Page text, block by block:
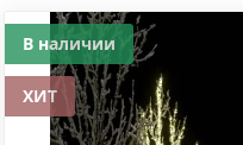
В наличии
ХИТ